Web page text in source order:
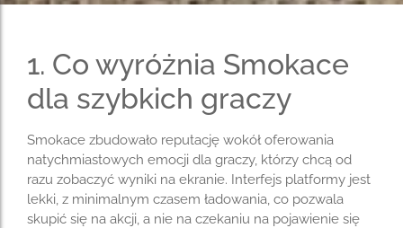
1. Co wyróżnia Smokace
dla szybkich graczy
Smokace zbudowało reputację wokół oferowania
natychmiastowych emocji dla graczy, którzy chcą od
razu zobaczyć wyniki na ekranie. Interfejs platformy jest
lekki, z minimalnym czasem ładowania, co pozwala
skupić się na akcji, a nie na czekaniu na pojawienie się